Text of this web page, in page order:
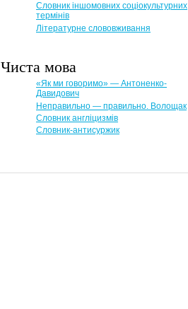
Словник іншомовних соціокультурних
термінів
Літературне слововживання
Чиста мова
«Як ми говоримо» — Антоненко-
Давидович
Неправильно — правильно. Волощак
Словник англіцизмів
Словник-антисуржик